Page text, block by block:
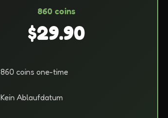
860 coins
$29.90
860 coins one-time
Kein Ablaufdatum